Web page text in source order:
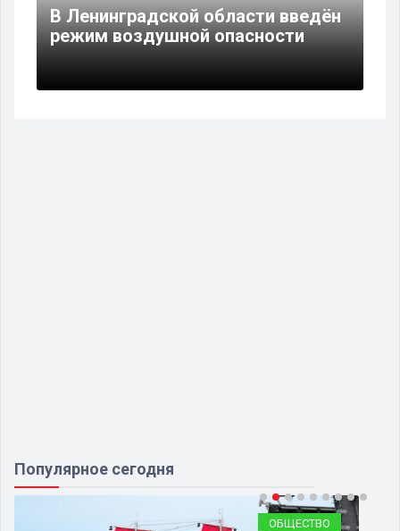
В Ленинградской области введён
режим воздушной опасности
Популярное сегодня
ОБЩЕСТВО